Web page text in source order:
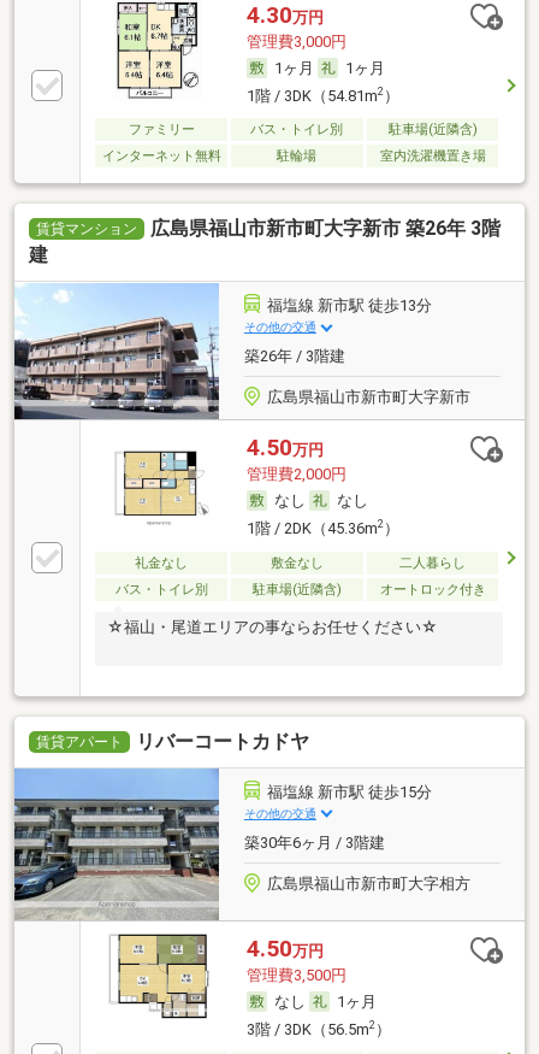
4.30万円
管理費3,000円
1ヶ月
1ヶ月
1階 / 3DK（54.81m2）
ファミリー バス・トイレ別
駐車場(近隣含)
インターネット無料
駐輪場 室内洗濯機置き場
賃貸マンション
広島県福山市新市町大字新市 築26年 3階
建
福塩線 新市駅 徒歩13分
その他の交通
築26年 / 3階建
広島県福山市新市町大字新市
4.50万円
管理費2,000円
なし
なし
1階 / 2DK（45.36m2）
礼金なし 敷金なし
二人暮らし
バス・トイレ別
駐車場(近隣含) オートロック付き
☆福山・尾道エリアの事ならお任せください☆
賃貸アパート リバーコートカドヤ
福塩線 新市駅 徒歩15分
その他の交通
築30年6ヶ月 / 3階建
広島県福山市新市町大字相方
4.50万円
管理費3,500円
なし
1ヶ月
3階 / 3DK（56.5m2）